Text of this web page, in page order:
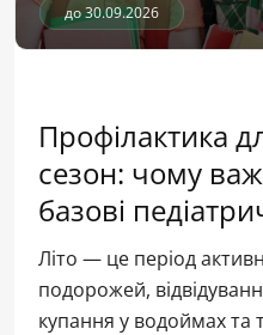
до 30.09.2026
Профілактика
сезон: чому
базові
Літо — це період
подорожей,
купання у водоймах та